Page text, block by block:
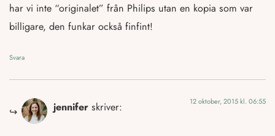
har vi inte “originalet” från Philips utan en kopia som var
billigare, den funkar också finfint!
Svara
jennifer skriver: 12 oktober, 2015 kl. 06:55